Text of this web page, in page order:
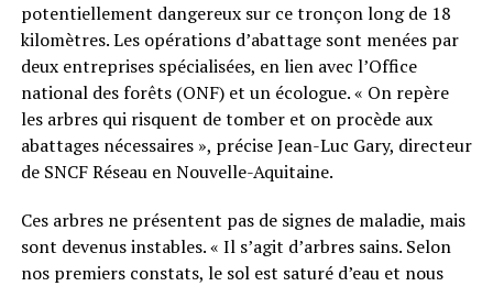
potentiellement dangereux sur ce tronçon long de 18
kilomètres. Les opérations d’abattage sont menées par
deux entreprises spécialisées, en lien avec l’Office
national des forêts (ONF) et un écologue. « On repère
les arbres qui risquent de tomber et on procède aux
abattages nécessaires », précise Jean-Luc Gary, directeur
de SNCF Réseau en Nouvelle-Aquitaine.
Ces arbres ne présentent pas de signes de maladie, mais
sont devenus instables. « Il s’agit d’arbres sains. Selon
nos premiers constats, le sol est saturé d’eau et nous